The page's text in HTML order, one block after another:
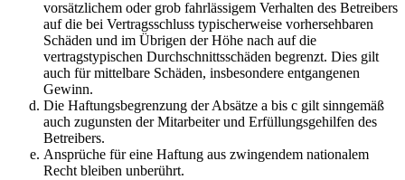
vorsätzlichem oder grob fahrlässigem Verhalten des Betreibers
auf die bei Vertragsschluss typischerweise vorhersehbaren
Schäden und im Übrigen der Höhe nach auf die
vertragstypischen Durchschnittsschäden begrenzt. Dies gilt
auch für mittelbare Schäden, insbesondere entgangenen
Gewinn.
Die Haftungsbegrenzung der Absätze a bis c gilt sinngemäß
auch zugunsten der Mitarbeiter und Erfüllungsgehilfen des
Betreibers.
Ansprüche für eine Haftung aus zwingendem nationalem
Recht bleiben unberührt.